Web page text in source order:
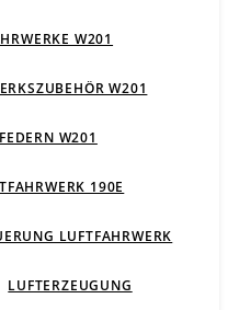
W201
W201
FEDERN W201
190E
LUFTFAHRWERK
LUFTERZEUGUNG